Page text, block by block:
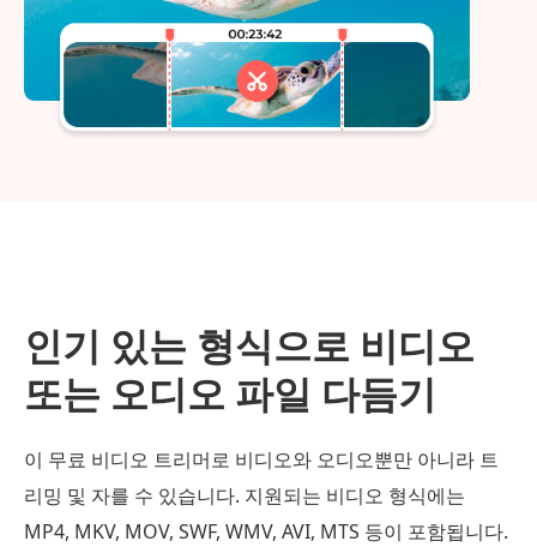
인기 있는 형식으로 비디오
또는 오디오 파일 다듬기
이 무료 비디오 트리머로 비디오와 오디오뿐만 아니라 트
리밍 및 자를 수 있습니다. 지원되는 비디오 형식에는
MP4, MKV, MOV, SWF, WMV, AVI, MTS 등이 포함됩니다.